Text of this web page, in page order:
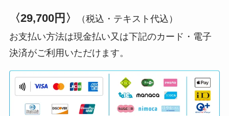
〈29,700円〉
（税込・テキスト代込）
お支払い方法は現金払い又は下記のカード・電子
決済がご利用いただけます。